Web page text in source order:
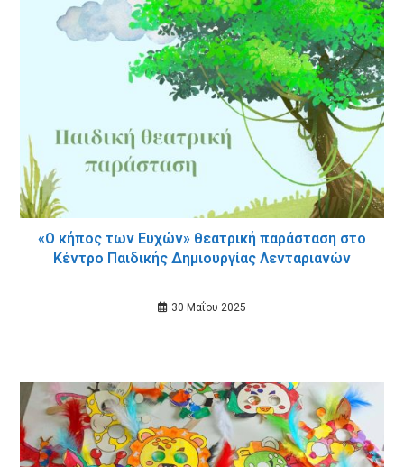
«Ο κήπος των Ευχών» θεατρική παράσταση στο
Κέντρο Παιδικής Δημιουργίας Λενταριανών
30 Μαΐου 2025